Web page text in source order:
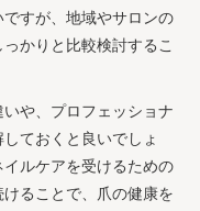
すが、地域やサロンの
かりと比較検討するこ
や、プロフェッショナ
ておくと良いでしょ
ルケアを受けるための
ることで、爪の健康を